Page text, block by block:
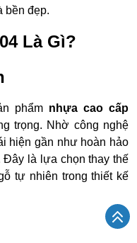
bền đẹp.
Là Gì?
phẩm nhựa cao cấp
trọng. Nhờ công nghệ
hiện gần như hoàn hảo
là lựa chọn thay thế
tự nhiên trong thiết kế